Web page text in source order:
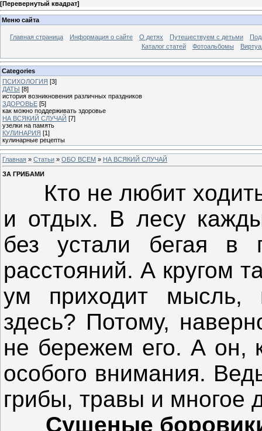
[Перевернутый квадрат]
Меню сайта
Главная страница Информация о сайте О детях Путешествуем с детьми
Каталог статей
Фотоальбомы
Categories
ПСИХОЛОГИЯ [3]
ДАТЫ [8]
история возникновения различных праздников
ЗДОРОВЬЕ [5]
как можно поддерживать здоровье
НА ВСЯКИЙ СЛУЧАЙ [7]
узелки на память
КУЛИНАРИЯ [1]
кулинарные рецепты
Главная » Статьи » ОБО ВСЕМ » НА ВСЯКИЙ СЛУЧАЙ
ЗА ГРИБАМИ
Кто не любит ходить
и отдых. В лесу
без устали бегая в
расстояний. А кругом
ум приходит мысль,
здесь? Потому,
не бережем его. А он,
особого внимания.
грибы, травы и многое
Сушеные